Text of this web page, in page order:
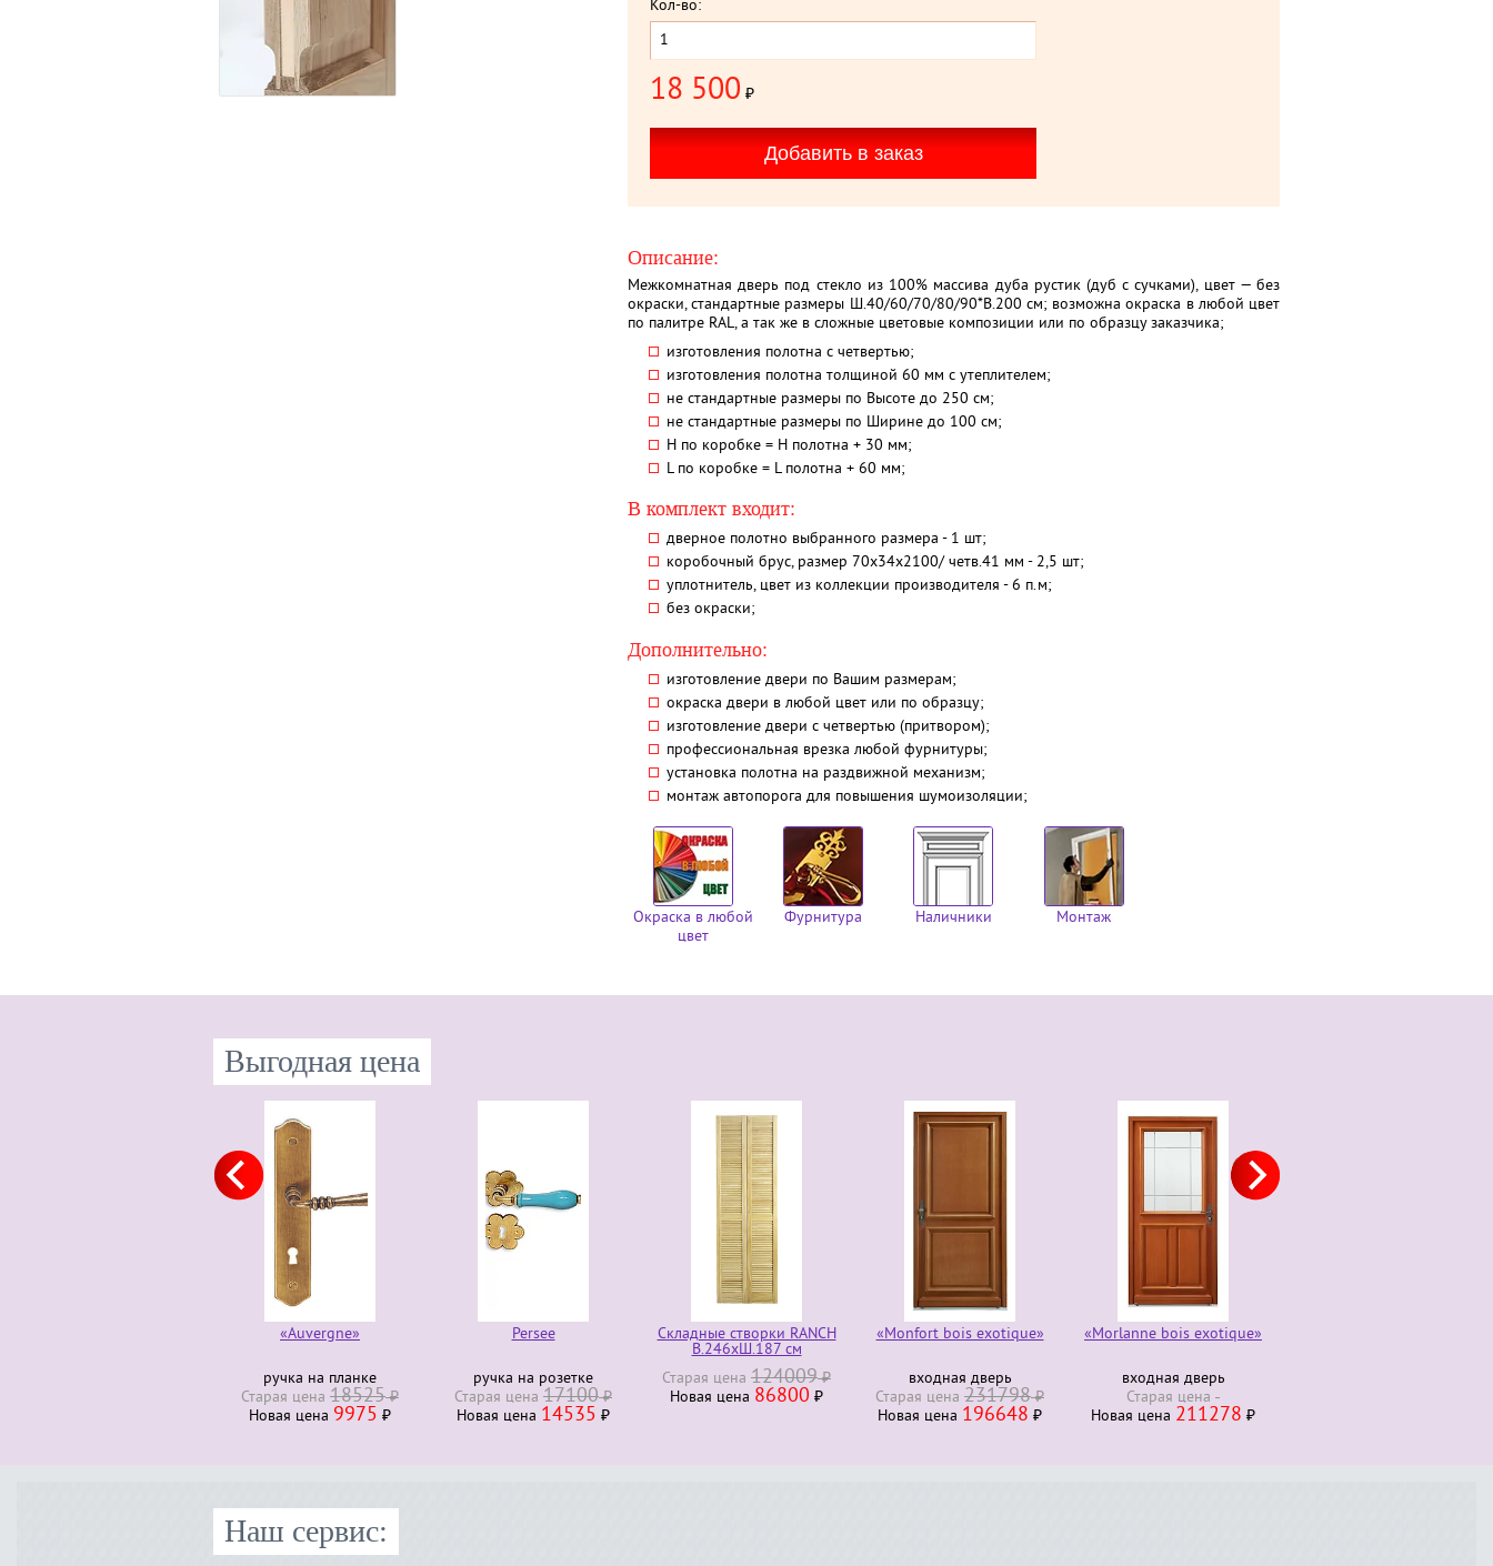
Кол-во:
18 500 ₽
Описание:
Межкомнатная дверь под стекло из 100% массива дуба рустик (дуб с сучками), цвет — без
окраски, стандартные размеры Ш.40/60/70/80/90*В.200 см; возможна окраска в любой цвет
по палитре RAL, а так же в сложные цветовые композиции или по образцу заказчика;
изготовления полотна с четвертью;
изготовления полотна толщиной 60 мм с утеплителем;
не стандартные размеры по Высоте до 250 см;
не стандартные размеры по Ширине до 100 см;
H по коробке = Н полотна + 30 мм;
L по коробке = L полотна + 60 мм;
В комплект входит:
дверное полотно выбранного размера - 1 шт;
коробочный брус, размер 70х34х2100/ четв.41 мм - 2,5 шт;
уплотнитель, цвет из коллекции производителя - 6 п.м;
без окраски;
Дополнительно:
изготовление двери по Вашим размерам;
окраска двери в любой цвет или по образцу;
изготовление двери с четвертью (притвором);
профессиональная врезка любой фурнитуры;
установка полотна на раздвижной механизм;
монтаж автопорога для повышения шумоизоляции;
Окраска в любой
цвет
Фурнитура Наличники Монтаж
Выгодная цена
«Auvergne»
ручка на планке
Старая ценa 18525₽
Новая ценa 9975 ₽
Persee
ручка на розетке
Старая ценa 17100₽
Новая ценa 14535 ₽
Складные створки RANCH
В.246хШ.187 см
Старая ценa 124009₽
Новая ценa 86800 ₽
«Monfort bois exotique»
входная дверь
Старая ценa 231798₽
Новая ценa 196648 ₽
«Morlanne bois exotique»
входная дверь
Старая ценa
Новая ценa 211278 ₽
Наш сервис: